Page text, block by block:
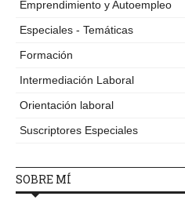
Emprendimiento y Autoempleo
Especiales - Temáticas
Formación
Intermediación Laboral
Orientación laboral
Suscriptores Especiales
SOBRE MÍ